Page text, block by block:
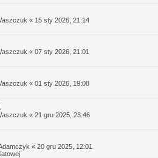
« 15 sty 2026, 21:14
« 07 sty 2026, 21:01
« 01 sty 2026, 19:08
« 21 gru 2025, 23:46
« 20 gru 2025, 12:01